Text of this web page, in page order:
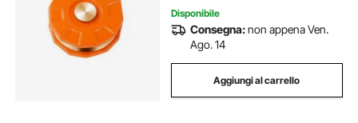
Disponibile
Consegna:non appena Ven.
Ago. 14
Aggiungi al carrello